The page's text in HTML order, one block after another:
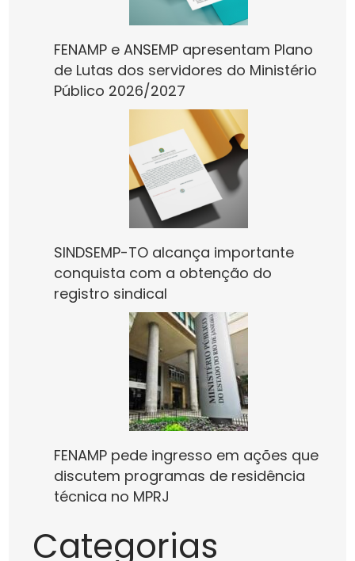
FENAMP e ANSEMP apresentam Plano
de Lutas dos servidores do Ministério
Público 2026/2027
SINDSEMP-TO alcança importante
conquista com a obtenção do
registro sindical
FENAMP pede ingresso em ações que
discutem programas de residência
técnica no MPRJ
Categorias